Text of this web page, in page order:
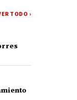
TODO ›